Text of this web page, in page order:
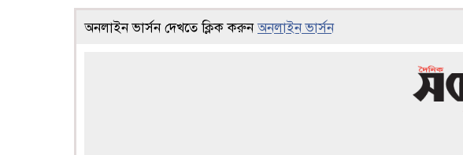
অনলাইন ভার্সন দেখতে ক্লিক করুনঅনলাইন ভার্সন